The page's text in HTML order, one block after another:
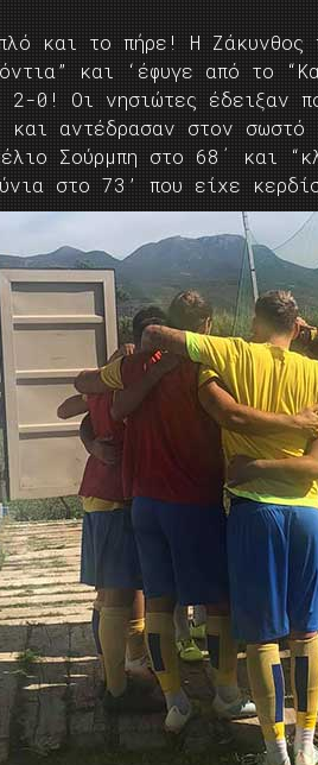
και το πήρε! Η Ζάκυνθος
και ‘έφυγε από το
2-0! Οι νησιώτες έδειξαν
και αντέδρασαν στον σωστό
Σούρμπη στο 68΄ και
στο 73’ που είχε